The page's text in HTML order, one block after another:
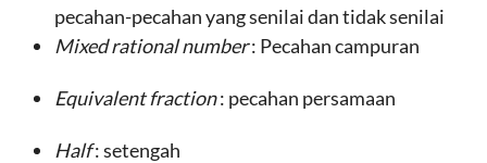
pecahan-pecahan yang senilai dan tidak senilai
Mixed rational number: Pecahan campuran
Equivalent fraction: pecahan persamaan
Half: setengah